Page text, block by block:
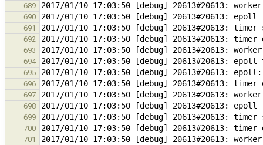
689
690
691
692
693
694
695
696
697
698
699
700
701